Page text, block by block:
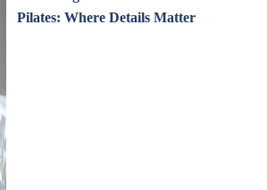
Pilates: Where Details Matter